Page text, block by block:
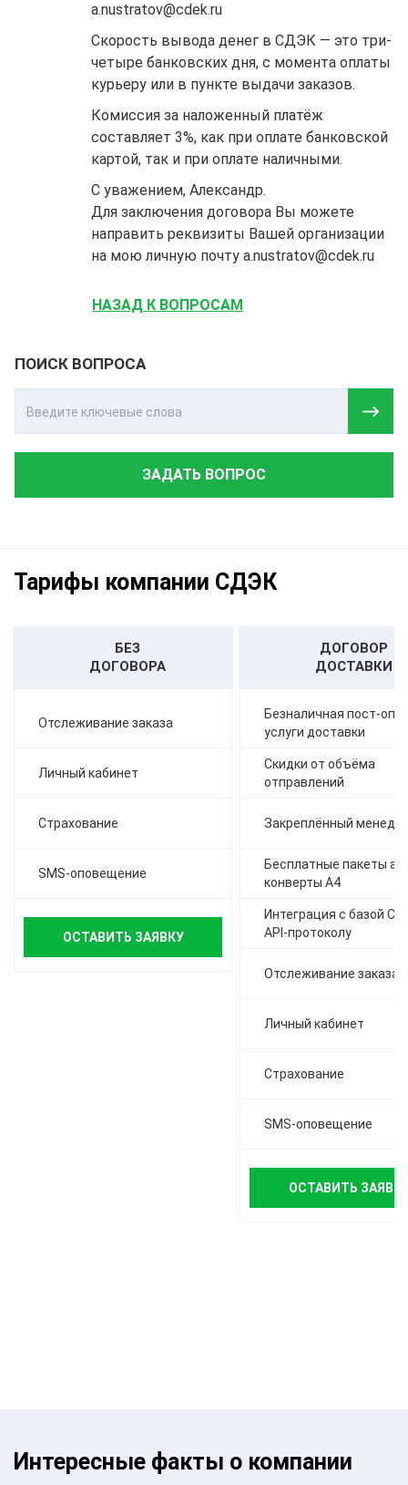
a.nustratov@cdek.ru
Скорость вывода денег в СДЭК — это три-
четыре банковских дня, с момента оплаты
курьеру или в пункте выдачи заказов.
Комиссия за наложенный платёж
составляет 3%, как при оплате банковской
картой, так и при оплате наличными.
C уважением, Александр.
Для заключения договора Вы можете
направить реквизиты Вашей организации
на мою личную почту a.nustratov@cdek.ru
НАЗАД К ВОПРОСАМ
ПОИСК ВОПРОСА
ЗАДАТЬ ВОПРОС
Тарифы компании СДЭК
БЕЗ
ДОГОВОРА
Отслеживание заказа
Личный кабинет
Страхование
SMS-оповещение
ОСТАВИТЬ ЗАЯВКУ
ДОГОВОР
ДОСТАВКИ
Безналичная пост-
услуги доставки
Скидки от объёма
отправлений
Закреплённый
Бесплатные пакеты а-
конверты А4
Интеграция с базой
API-протоколу
Отслеживание заказа
Личный кабинет
Страхование
SMS-оповещение
ОСТАВИТЬ
Интересные факты о компании